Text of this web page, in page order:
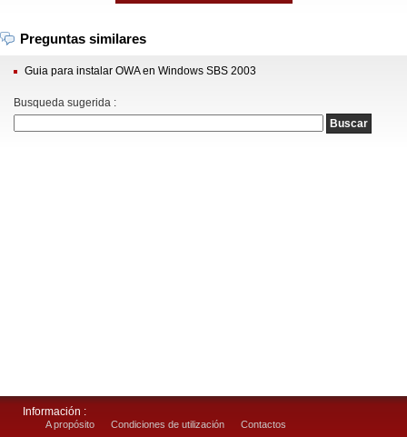
Preguntas similares
Guia para instalar OWA en Windows SBS 2003
Busqueda sugerida :
Información :
A propósito Condiciones de utilización Contactos